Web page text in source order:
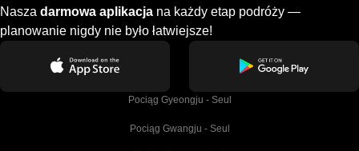
Nasza darmowa aplikacja na każdy etap podróży —
planowanie nigdy nie było łatwiejsze!
Pociąg Gyeongju - Seul
Pociąg Gwangju - Seul